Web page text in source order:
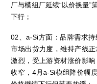
厂与模组厂延续“以价换量”
下行；
02、a-Si方面：品牌需求
市场出货力度，维持产线
激烈，受上游资材涨价影
收窄，4月a-Si模组降价幅